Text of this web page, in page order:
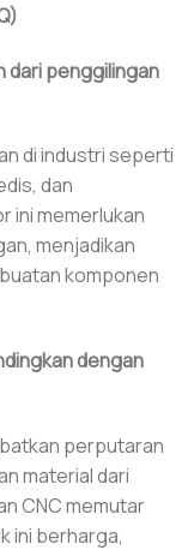
dari penggilingan
di industri seperti
dan
ini memerlukan
menjadikan
komponen
dengan
perputaran
material dari
CNC memutar
ini berharga,